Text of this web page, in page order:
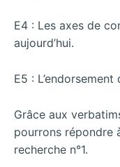
E4 : Les axes de
aujourd’hui.
E5 :
Grâce aux
pourrons répondre
recherche n°1.